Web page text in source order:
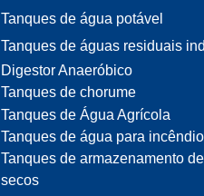
Tanques de água potável
Tanques de águas residuais
Digestor Anaeróbico
Tanques de chorume
Tanques de Água Agrícola
Tanques de água para incêndio
Tanques de armazenamento
secos